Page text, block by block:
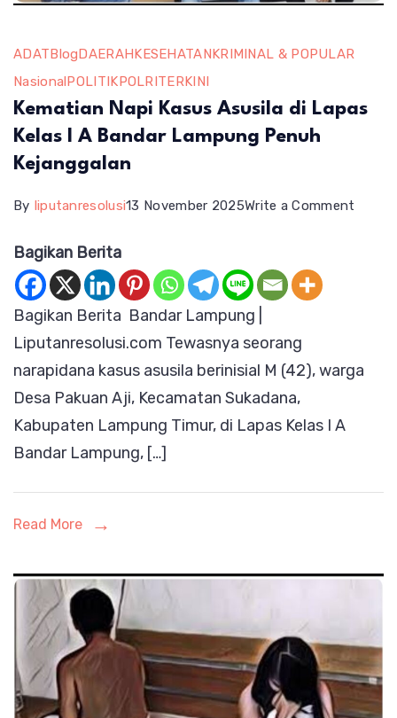
ADAT Blog DAERAH KESEHATAN KRIMINAL & POPULAR
Nasional POLITIK POLRI TERKINI
Kematian Napi Kasus Asusila di Lapas
Kelas I A Bandar Lampung Penuh
Kejanggalan
By liputanresolusi13 November 2025Write a Comment
Lapas
Bagikan Berita
Bagikan Berita Bandar Lampung |
Liputanresolusi.com Tewasnya seorang
narapidana kasus asusila berinisial M (42), warga
Desa Pakuan Aji, Kecamatan Sukadana,
Kabupaten Lampung Timur, di Lapas Kelas I A
Bandar Lampung, […]
Read More